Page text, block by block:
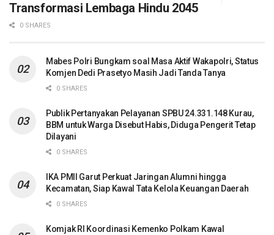
Transformasi Lembaga Hindu 2045
0 SHARES
Mabes Polri Bungkam soal Masa Aktif Wakapolri, Status
Komjen Dedi Prasetyo Masih Jadi Tanda Tanya
0 SHARES
Publik Pertanyakan Pelayanan SPBU 24.331.148 Kurau,
BBM untuk Warga Disebut Habis, Diduga Pengerit Tetap
Dilayani
0 SHARES
IKA PMII Garut Perkuat Jaringan Alumni hingga
Kecamatan, Siap Kawal Tata Kelola Keuangan Daerah
0 SHARES
Komjak RI Koordinasi Kemenko Polkam Kawal